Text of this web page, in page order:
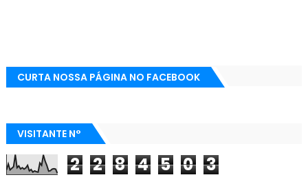
CURTA NOSSA PÁGINA NO FACEBOOK
VISITANTE N°
2 2 8 4 5 0 3